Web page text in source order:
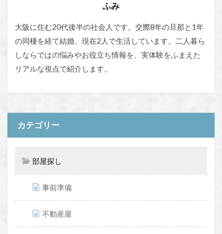
ふみ
大阪に住む20代後半の社会人です。交際8年の旦那と1年
の同棲を経て結婚、現在2人で生活しています。二人暮ら
しならではの悩みやお役立ち情報を、実体験をふまえた
リアルな視点で紹介します。
カテゴリー
部屋探し
事前準備
不動産屋